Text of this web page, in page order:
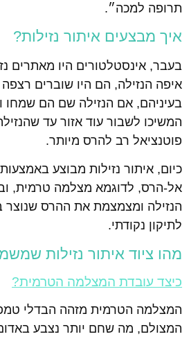
תרופה למכה״.
איך מבצעים איתור נזילות?
בעבר, אינסטלטורים היו מאתרים
איפה הנזילה, הם היו שוברים רצפה
בעיניהם, אם הנזילה שם הם שמחו
המשיכו לשבור עוד אזור עד
פוטנציאל רב להרס מיותר.
כיום, איתור נזילות מבוצע
אל-הרס, לדוגמא מצלמה טרמית,
הנזילה ומצמצמת את ההרס שנוצר
לתיקון נקודתי.
מהו ציוד איתור נזילות
כיצד עובדת המצלמה הטרמית?
המצלמה הטרמית מזהה הבדלי
המצולם, מה שחם יותר נצבע